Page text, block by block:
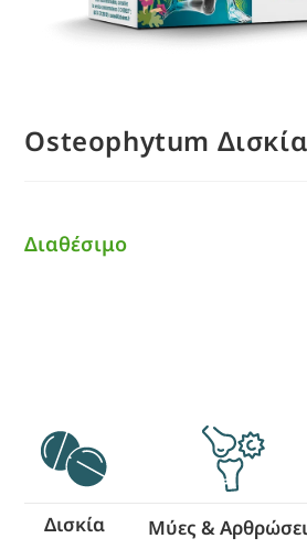
Osteophytum Δισκία
Διαθέσιμο
Δισκία Μύες &